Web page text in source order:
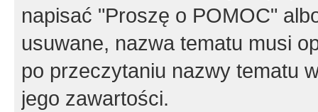
napisać "Proszę o POMOC"
usuwane, nazwa tematu musi
po przeczytaniu nazwy tematu
jego zawartości.